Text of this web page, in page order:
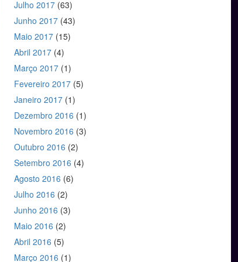
Julho 2017 (63)
Junho 2017 (43)
Maio 2017 (15)
Abril 2017 (4)
Março 2017 (1)
Fevereiro 2017 (5)
Janeiro 2017 (1)
Dezembro 2016 (1)
Novembro 2016 (3)
Outubro 2016 (2)
Setembro 2016 (4)
Agosto 2016 (6)
Julho 2016 (2)
Junho 2016 (3)
Maio 2016 (2)
Abril 2016 (5)
Março 2016 (1)